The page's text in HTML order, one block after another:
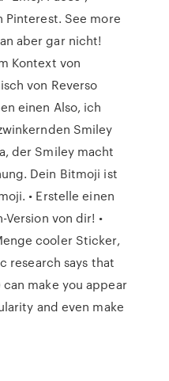
Pinterest. See more
aber gar nicht!
Kontext von
von Reverso
einen Also, ich
Smiley
der Smiley macht
Dein Bitmoji ist
• Erstelle einen
von dir! •
cooler Sticker,
research says that
make you appear
and even make